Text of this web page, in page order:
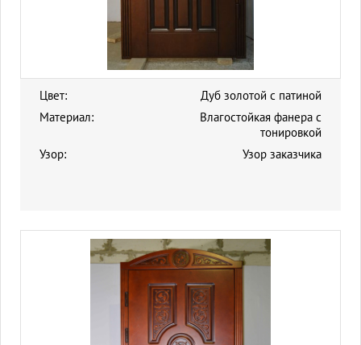
Цвет:
Дуб золотой с патиной
Материал:
Влагостойкая фанера с
тонировкой
Узор:
Узор заказчика